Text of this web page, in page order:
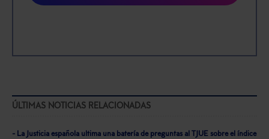
ÚLTIMAS NOTICIAS RELACIONADAS
- La Justicia española ultima una batería de preguntas al TJUE sobre el índice